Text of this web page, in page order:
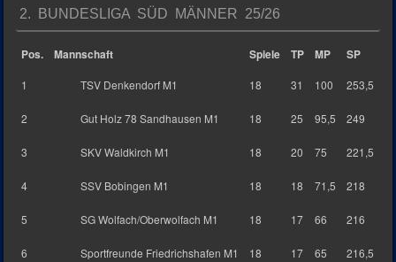
2. BUNDESLIGA SÜD MÄNNER 25/26
Pos. Mannschaft Spiele TP MP SP
1 TSV Denkendorf M1 18 31 100 253,5
2 Gut Holz 78 Sandhausen M1 18 25 95,5 249
3 SKV Waldkirch M1 18 20 75 221,5
4 SSV Bobingen M1 18 18 71,5 218
5 SG Wolfach/Oberwolfach M1 18 17 66 216
6 Sportfreunde Friedrichshafen M1 18 17 65 216,5